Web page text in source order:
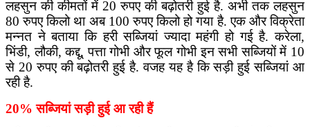
लहसुन की कीमतों में 20 रुपए की बढ़ोतरी हुई है. अभी तक लहसुन
80 रुपए किलो था अब 100 रुपए किलो हो गया है. एक और विक्रेता
मन्नत ने बताया कि हरी सब्जियां ज्यादा महंगी हो गई है. करेला,
भिंडी, लौकी, कद्दू, पत्ता गोभी और फूल गोभी इन सभी सब्जियों में 10
से 20 रुपए की बढ़ोतरी हुई है. वजह यह है कि सड़ी हुई सब्जियां आ
रही है.
20% सब्जियां सड़ी हुई आ रही हैं